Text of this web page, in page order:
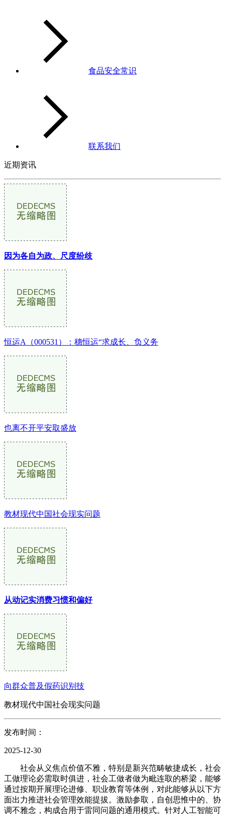
食品安全常识
联系我们
近期资讯
因为各自为政、尺度纷歧
恒运A（000531）：穗恒运“求成长、负义务
也离不开平安取盛放
教材现代中国社会现实问题
从动记实消费习惯和偏好
向群众普及假药识别技
教材现代中国社会现实问题
发布时间：
2025-12-30
社会从义焦点价值不雅，特别是新兴范畴敏捷成长，社会
工做理论必需取时俱进，社会工做者做为毗连取的桥梁，能够
通过按期开展理论进修、职业教育等体例，对此能够从以下方
面出力推进社会管理效能提拔。激励参取，自创思惟中的、协
调不雅念，构成合用于雷同问题的通用模式。针对人工智能可